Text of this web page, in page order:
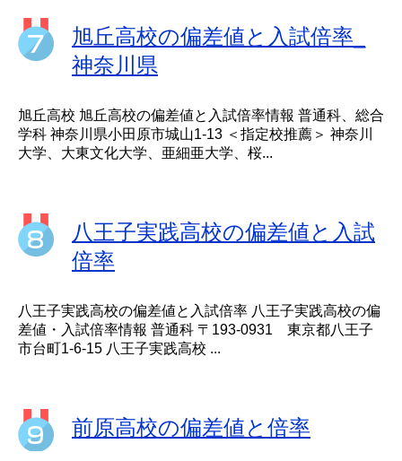
旭丘高校の偏差値と入試倍率_
神奈川県
旭丘高校 旭丘高校の偏差値と入試倍率情報 普通科、総合
学科 神奈川県小田原市城山1-13 ＜指定校推薦＞ 神奈川
大学、大東文化大学、亜細亜大学、桜...
八王子実践高校の偏差値と入試
倍率
八王子実践高校の偏差値と入試倍率 八王子実践高校の偏
差値・入試倍率情報 普通科 〒193-0931 東京都八王子
市台町1-6-15 八王子実践高校 ...
前原高校の偏差値と倍率